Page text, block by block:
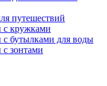
путешествий
с кружками
бутылками для воды
зонтами